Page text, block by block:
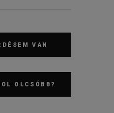
VAN
OLCSÓBB?